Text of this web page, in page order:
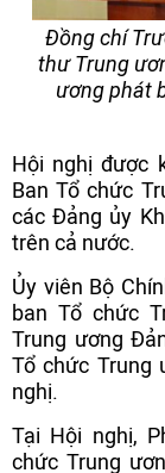
Đồng chí
thư Trung
ương phát
Hội nghị được
Ban Tổ chức
các Đảng ủy
trên cả nước.
Ủy viên Bộ
ban Tổ chức
Trung ương
Tổ chức Trung
nghị.
Tại Hội nghị,
chức Trung